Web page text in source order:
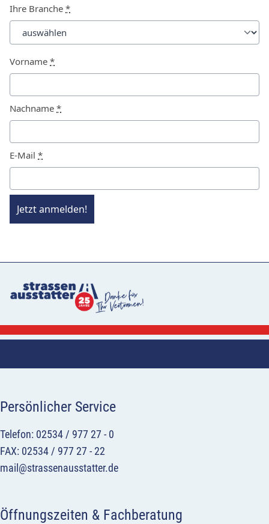
Ihre Branche *
Vorname *
Nachname *
E-Mail *
Jetzt anmelden!
Persönlicher Service
Telefon: 02534 / 977 27 - 0
FAX: 02534 / 977 27 - 22
mail@strassenausstatter.de
Öffnungszeiten & Fachberatung